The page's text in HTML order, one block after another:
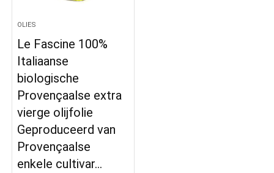
OLIES
Le Fascine 100%
Italiaanse
biologische
Provençaalse extra
vierge olijfolie
Geproduceerd van
Provençaalse
enkele cultivar…